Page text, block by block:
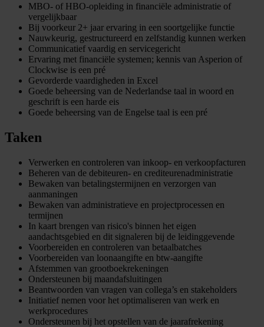
MBO- of HBO-opleiding in financiële administratie of
vergelijkbaar
Bij voorkeur 2+ jaar ervaring in een soortgelijke functie
Nauwkeurig, gestructureerd en zelfstandig kunnen werken
Communicatief vaardig en servicegericht
Ervaring met financiële systemen; kennis van Asperion of
Clockwise is een pré
Gevorderde vaardigheden in Excel
Goede beheersing van de Nederlandse taal in woord en
geschrift is een harde eis
Goede beheersing van de Engelse taal is een pré
Taken
Verwerken en controleren van inkoop- en verkoopfacturen
Beheren van de debiteuren- en crediteurenadministratie
Bewaken van betalingstermijnen en verzorgen van
aanmaningen
Bewaken van administratieve en projectprocessen en
termijnen
In kaart brengen van risico's binnen het eigen
aandachtsgebied en dit signaleren bij de leidinggevende
Voorbereiden en controleren van betaalbatches
Voorbereiden van loonaangifte en btw-aangifte
Afstemmen van grootboekrekeningen
Ondersteunen bij maandafsluitingen
Beantwoorden van vragen van collega’s en stakeholders
Initiatief nemen voor het optimaliseren van werk en
werkprocedures
Ondersteunen bij het opstellen van de jaarafrekening